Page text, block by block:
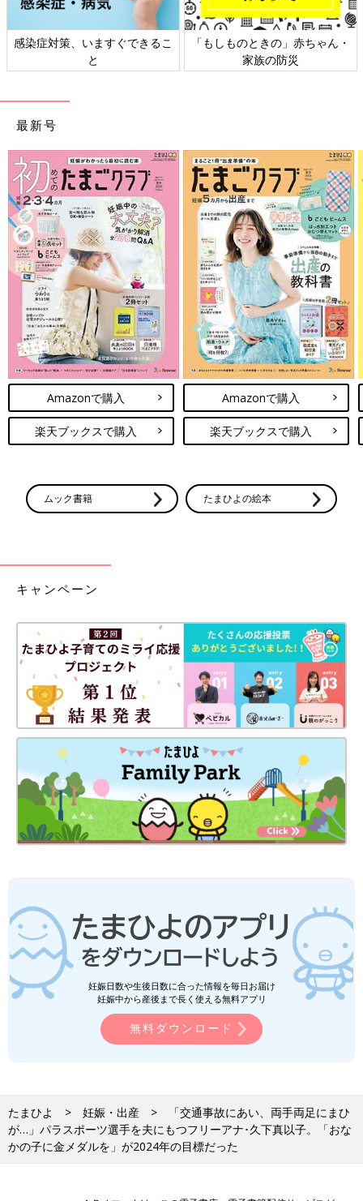
実母との突然の別れで、赤ちゃんへの思いが強く
妊娠中「赤ちゃんに、早く会いたくてしかたなかった」と久下さん。
――結婚後、夫婦で子どもをもつことにどんな思いがありました
か？
久下 2021年9月に夫と結婚し、いつかは子どもがほしいなと思
いつつも、なかなか自分が親になるイメージがわかずにいまし
た。そんなとき、実母が突然交通事故で亡くなったんです。
たところでした。
ことができました。そのときに、家族のきずなってすごいな、と
らこそ、こうやってピンチのときに助け合って乗り越えられるん
作りたい、子どもを持ちたいと強く思うようになりました。
――パリパラリンピック前の2024年7月に妊娠を公表し、夫婦で
「生まれてくる子どもに金メダルをかける」を目標にしたそうで
す。羽賀選手を現地で応援したのでしょうか？
久下 夫の試合の期間、ちょうど私は妊娠26週だったのですが、
1週間ほどパリに滞在して応援することができました。妊娠中に
飛行機に乗って海外へ行くことはかなり悩みました。主治医にも
相談しながら、体調管理面のことや、現地で何かあったときにか
かれる産婦人科を探しておく、など対策をして、夫を、日本代表
を応援しにいくことにしました。
結婚時の写真と同じ構図で撮った1枚。メダルは銅から金になり、家族は2人から3
感染症対策、いますぐできるこ
と
「もしものときの」赤ちゃん・
家族の防災
最新号
Amazonで購入
楽天ブックスで購入
Amazonで購入
楽天ブックスで購入
ムック書籍 たまひよの絵本
キャンペーン
妊娠日数や生後日数に合った情報を毎日お届け
妊娠中から産後まで長く使える無料アプリ
無料ダウンロード
たまひよ 妊娠・出産
「交通事故にあい、両手両足にまひ
が…」パラスポーツ選手を夫にもつフリーアナ･久下真以子。「おな
かの子に金メダルを」が2024年の目標だった